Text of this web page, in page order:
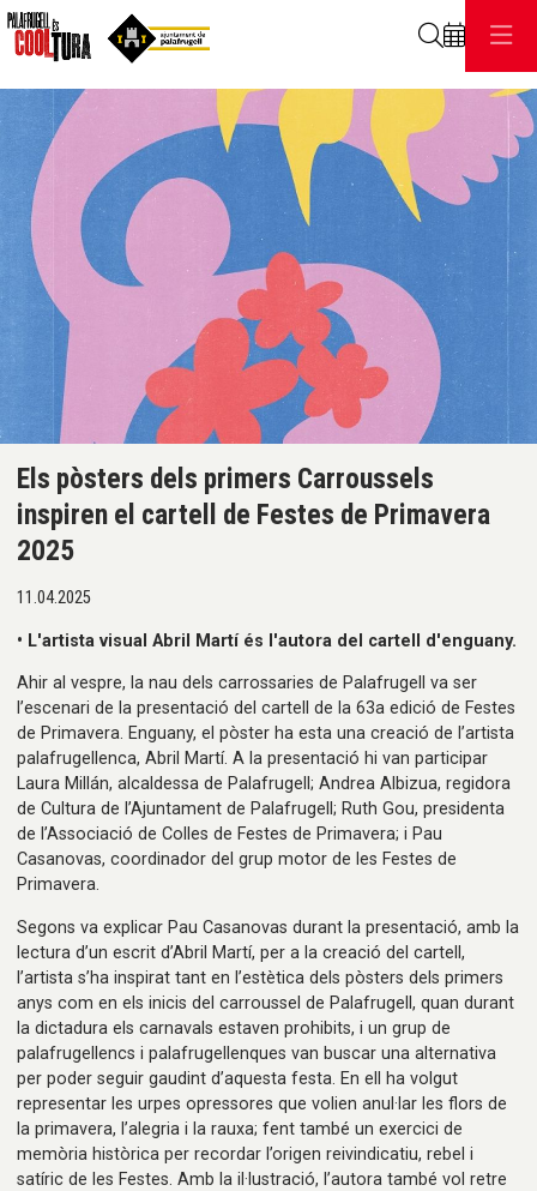
Els pòsters dels primers Carroussels
inspiren el cartell de Festes de Primavera
2025
11.04.2025
• L'artista visual Abril Martí és l'autora del cartell d'enguany.
Ahir al vespre, la nau dels carrossaries de Palafrugell va ser
l’escenari de la presentació del cartell de la 63a edició de Festes
de Primavera. Enguany, el pòster ha esta una creació de l’artista
palafrugellenca, Abril Martí. A la presentació hi van participar
Laura Millán, alcaldessa de Palafrugell; Andrea Albizua, regidora
de Cultura de l’Ajuntament de Palafrugell; Ruth Gou, presidenta
de l’Associació de Colles de Festes de Primavera; i Pau
Casanovas, coordinador del grup motor de les Festes de
Primavera.
Segons va explicar Pau Casanovas durant la presentació, amb la
lectura d’un escrit d’Abril Martí, per a la creació del cartell,
l’artista s’ha inspirat tant en l’estètica dels pòsters dels primers
anys com en els inicis del carroussel de Palafrugell, quan durant
la dictadura els carnavals estaven prohibits, i un grup de
palafrugellencs i palafrugellenques van buscar una alternativa
per poder seguir gaudint d’aquesta festa. En ell ha volgut
representar les urpes opressores que volien anul·lar les flors de
la primavera, l’alegria i la rauxa; fent també un exercici de
memòria històrica per recordar l’origen reivindicatiu, rebel i
satíric de les Festes. Amb la il·lustració, l’autora també vol retre